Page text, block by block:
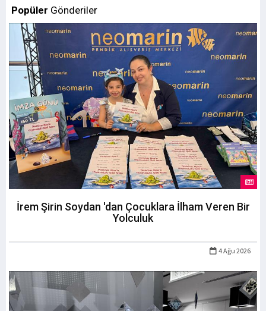
Popüler Gönderiler
İrem Şirin Soydan 'dan Çocuklara İlham Veren Bir
Yolculuk
4 Ağu 2026